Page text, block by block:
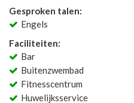
Gesproken talen:
Engels
Faciliteiten:
Bar
Buitenzwembad
Fitnesscentrum
Huwelijksservice